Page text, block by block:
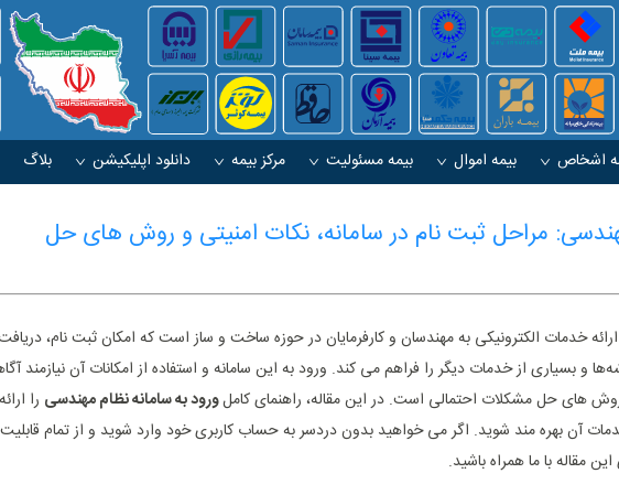
اشخاص بیمه اموال بیمه مسئولیت مرکز بیمه دانلود اپلیکیشن بلاگ
مراحل ثبت نام در سامانه، نکات امنیتی و روش ‌های حل
خدمات الکترونیکی به مهندسان و کارفرمایان در حوزه ساخت ‌و ساز است که امکان ثبت ‌نام،
و بسیاری از خدمات دیگر را فراهم می‌ کند. ورود به این سامانه و استفاده از امکانات آن نیازمند
‌های حل مشکلات احتمالی است. در این مقاله، راهنمای کاملورود به سامانه نظام مهندسی را ارائه
آن بهره ‌مند شوید. اگر می ‌خواهید بدون دردسر به حساب کاربری خود وارد شوید و از تمام قابلیت
مقاله با ما همراه باشید.